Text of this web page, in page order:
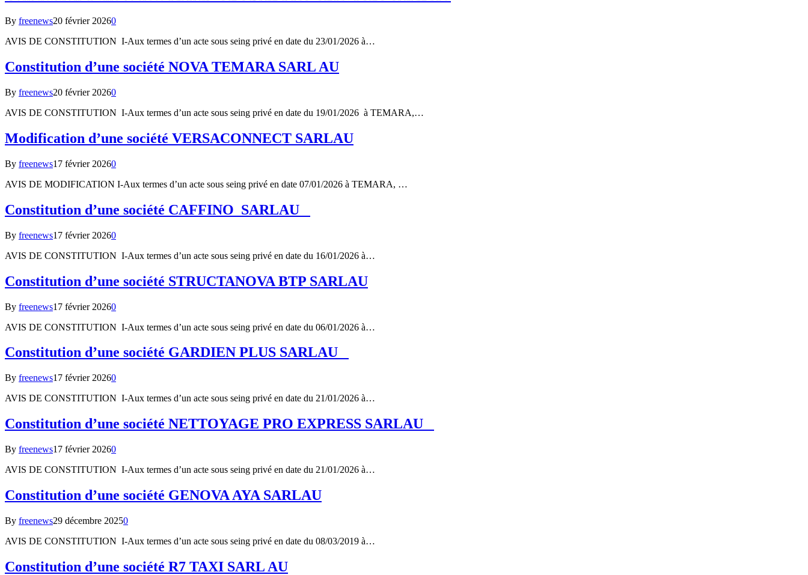
By freenews20 février 20260
AVIS DE CONSTITUTION I-Aux termes d’un acte sous seing privé en date du 23/01/2026 à…
Constitution d’une société NOVA TEMARA SARL AU
By freenews20 février 20260
AVIS DE CONSTITUTION I-Aux termes d’un acte sous seing privé en date du 19/01/2026 à TEMARA,…
Modification d’une société VERSACONNECT SARLAU
By freenews17 février 20260
AVIS DE MODIFICATION I-Aux termes d’un acte sous seing privé en date 07/01/2026 à TEMARA, …
Constitution d’une société CAFFINO SARLAU
By freenews17 février 20260
AVIS DE CONSTITUTION I-Aux termes d’un acte sous seing privé en date du 16/01/2026 à…
Constitution d’une société STRUCTANOVA BTP SARLAU
By freenews17 février 20260
AVIS DE CONSTITUTION I-Aux termes d’un acte sous seing privé en date du 06/01/2026 à…
Constitution d’une société GARDIEN PLUS SARLAU
By freenews17 février 20260
AVIS DE CONSTITUTION I-Aux termes d’un acte sous seing privé en date du 21/01/2026 à…
Constitution d’une société NETTOYAGE PRO EXPRESS SARLAU
By freenews17 février 20260
AVIS DE CONSTITUTION I-Aux termes d’un acte sous seing privé en date du 21/01/2026 à…
Constitution d’une société GENOVA AYA SARLAU
By freenews29 décembre 20250
AVIS DE CONSTITUTION I-Aux termes d’un acte sous seing privé en date du 08/03/2019 à…
Constitution d’une société R7 TAXI SARL AU